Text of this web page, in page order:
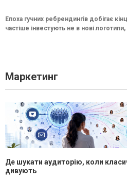
Епоха гучних ребрендингів добігає
частіше інвестують не в нові
Маркетинг
Де шукати аудиторію, коли
дивують